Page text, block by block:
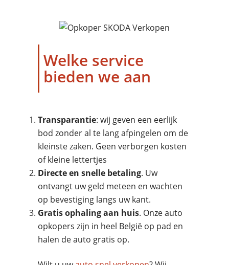
Welke service
bieden we aan
Transparantie: wij geven een eerlijk
bod zonder al te lang afpingelen om de
kleinste zaken. Geen verborgen kosten
of kleine lettertjes
Directe en snelle betaling. Uw
ontvangt uw geld meteen en wachten
op bevestiging langs uw kant.
Gratis ophaling aan huis. Onze auto
opkopers zijn in heel België op pad en
halen de auto gratis op.